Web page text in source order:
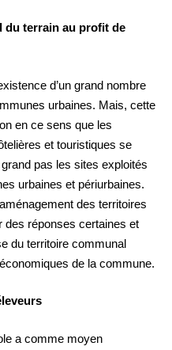
du terrain au profit de
d’un grand nombre
urbaines. Mais, cette
en ce sens que les
et touristiques se
pas les sites exploités
urbaines et périurbaines.
des territoires
des réponses certaines et
du territoire communal
de la commune.
a comme moyen